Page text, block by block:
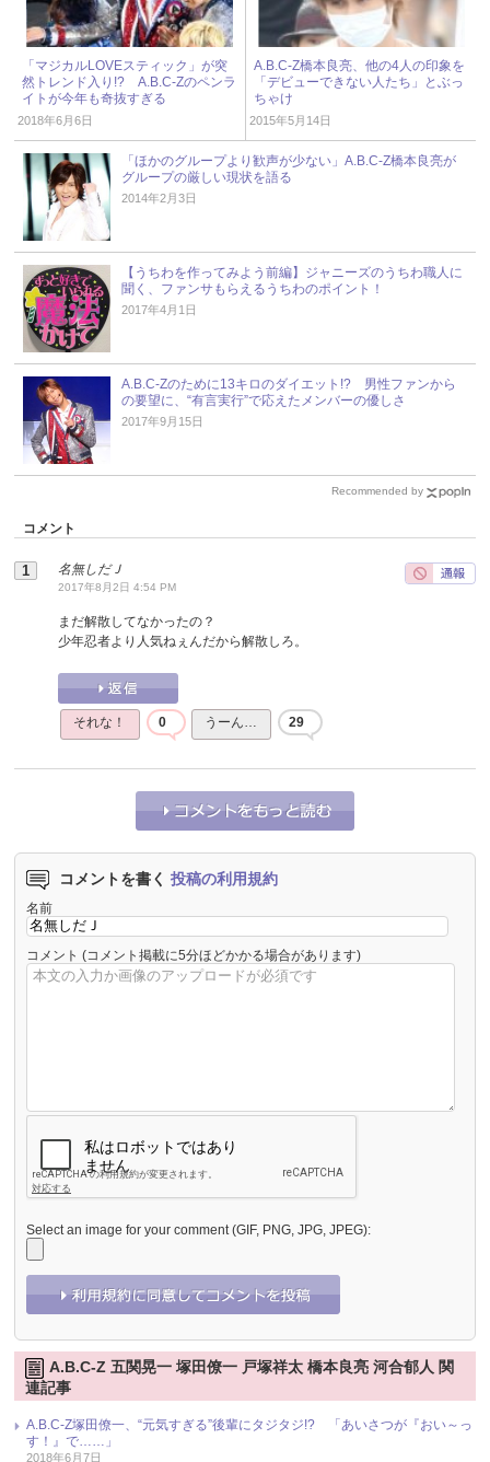
「マジカルLOVEスティック」が突
然トレンド入り!? A.B.C-Zのペンラ
イトが今年も奇抜すぎる
2018年6月6日
A.B.C-Z橋本良亮、他の4人の印象を
「デビューできない人たち」とぶっ
ちゃけ
2015年5月14日
「ほかのグループより歓声が少ない」A.B.C-Z橋本良亮が
グループの厳しい現状を語る
2014年2月3日
【うちわを作ってみよう前編】ジャニーズのうちわ職人に
聞く、ファンサもらえるうちわのポイント！
2017年4月1日
A.B.C-Zのために13キロのダイエット!? 男性ファンから
の要望に、“有言実行”で応えたメンバーの優しさ
2017年9月15日
Recommended by
コメント
名無しだＪ
2017年8月2日 4:54 PM
まだ解散してなかったの？
少年忍者より人気ねぇんだから解散しろ。
それな！ 0 うーん… 29
コメントを書く 投稿の利用規約
名前
コメント (コメント掲載に5分ほどかかる場合があります)
Select an image for your comment (GIF, PNG, JPG, JPEG):
A.B.C-Z 五関晃一 塚田僚一 戸塚祥太 橋本良亮 河合郁人 関
連記事
A.B.C-Z塚田僚一、“元気すぎる”後輩にタジタジ!? 「あいさつが『おい～っ
す！』で……」
2018年6月7日